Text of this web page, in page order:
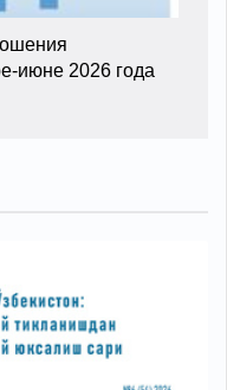
июне 2026 года